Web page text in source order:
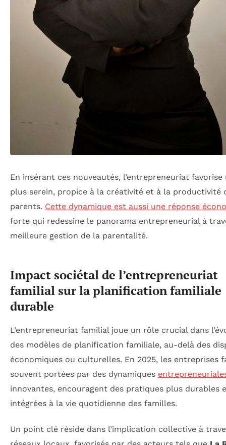
En insérant ces nouveautés, l’entrepreneuriat
plus serein, propice à la créativité et à la productivité
parents. Cette dynamique est aussi une réponse
forte qui redessine le panorama entrepreneurial à
meilleure gestion de la parentalité.
Impact sociétal de l’entrepreneuriat
familial sur la planification familiale
durable
L’entrepreneuriat familial joue un rôle crucial dans
des modèles de planification familiale, au-delà des
économiques ou culturelles. En 2025, les entreprises
souvent portées par des dynamiques
innovantes, encouragent des pratiques plus durables
intégrées à la vie quotidienne des familles.
Un point clé réside dans l’implication collective à